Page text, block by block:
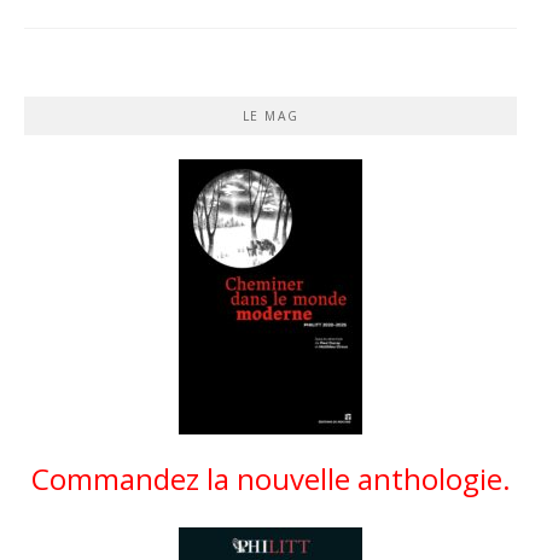
LE MAG
Commandez la nouvelle anthologie.